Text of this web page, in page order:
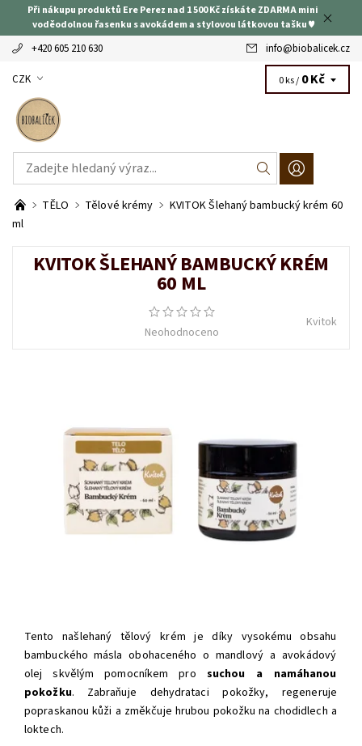
Při nákupu produktů Ere Perez nad 1 500 Kč získáte ZDARMA mini
voděodolnou řasenku s avokádem a stylovou látkovou tašku ♥
+420 605 210 630 info@biobalicek.cz
CZK 0 ks / 0 Kč
TĚLO Tělové krémy
KVITOK Šlehaný bambucký krém 60
ml
KVITOK ŠLEHANÝ BAMBUCKÝ KRÉM
60 ML
Neohodnoceno
Kvitok
Tento našlehaný tělový krém je díky vysokému obsahu
bambuckého másla obohaceného omandlový a avokádový
olej skvělým pomocníkempro suchou a namáhanou
pokožku. Zabraňuje dehydrataci pokožky, regeneruje
popraskanou kůži a změkčuje hrubou pokožku na chodidlech a
loktech.